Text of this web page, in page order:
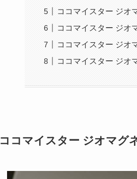
ココマイスター ジオ
ココマイスター ジオ
ココマイスター ジオ
ココマイスター ジオ
ココマイスター ジオマグ